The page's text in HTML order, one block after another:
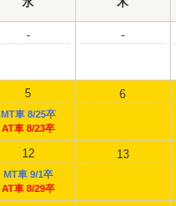
- -
5
MT車 8/25卒
AT車 8/23卒
6
12
MT車 9/1卒
AT車 8/29卒
13